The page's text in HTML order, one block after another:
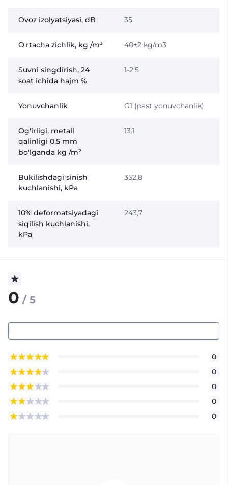
Ovoz izolyatsiyasi, dB 35
O'rtacha zichlik, kg /m³ 40±2 kg/m3
Suvni singdirish, 24
soat ichida hajm %
1-2.5
Yonuvchanlik G1 (past yonuvchanlik)
Og'irligi, metall
qalinligi 0,5 mm
bo'lganda kg /m²
13.1
Bukilishdagi sinish
kuchlanishi, kPa
352,8
10% deformatsiyadagi
siqilish kuchlanishi,
kPa
243,7
0 / 5
0
0
0
0
0